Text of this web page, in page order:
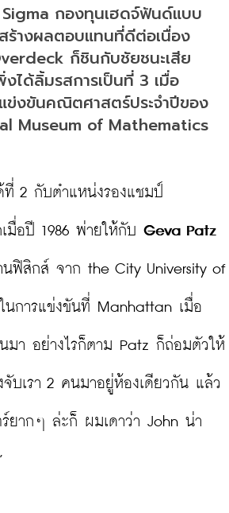
กองทุนเฮดจ์ฟันด์แบบ
ร้างผลตอบแทนที่ดีต่อเนื่อง
ก็ชินกับชัยชนะเสีย
งได้ลิ้มรสการเป็นที่ 3 เมื่อ
ข่งขันคณิตศาสตร์ประจําปีของ
Museum of Mathematics
ที่ 2 กับตําแหน่งรองแชมป์
มื่อปี 1986 พ่ายให้กับ Geva Patz
นฟิสิกส์ จาก the City University of
นการแข่งขันที่ Manhattan เมื่อ
มา อย่างไรก็ตาม Patz ก็ถ่อมตัวให้
บเรา 2 คนมาอยู่ห้องเดียวกัน แล้ว
ยากๆ ล่ะก็ ผมเดาว่า John น่า